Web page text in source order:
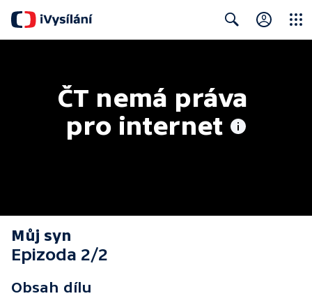
ČT nemá práva
pro internet
Můj syn
Epizoda 2/2
Obsah dílu